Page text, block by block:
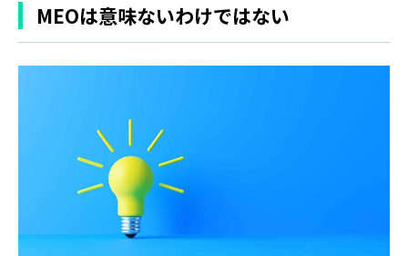
MEOは意味ないわけではない